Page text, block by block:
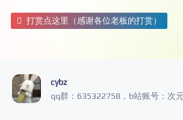
打赏点这里（感谢各位老板的打赏）
cybz
qq群：635322758，b站账号：次